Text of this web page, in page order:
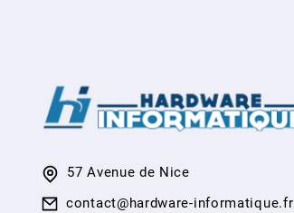
57 Avenue de Nice
contact@hardware-informatique.fr